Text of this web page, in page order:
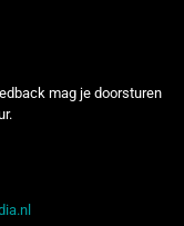
mag je doorsturen